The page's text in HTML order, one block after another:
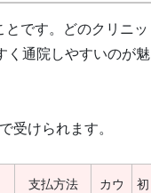
です。どのクリニッ
く通院しやすいのが魅
受けられます。
支払方法
カウ
初